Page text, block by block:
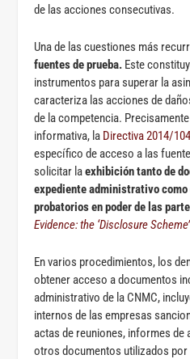
de las acciones consecutivas.
Una de las cuestiones más
fuentes de prueba. Este
instrumentos para superar la
caracteriza las acciones de
de la competencia.
informativa, la Directiva 2014/
específico de acceso a las
solicitar laexhibición tanto de
expediente administrativo
probatorios en poder de las
Evidence: the ‘Disclosure
En varios procedimientos, los
obtener acceso a documentos
administrativo de la CNMC,
internos de las empresas
actas de reuniones, informes
otros documentos utilizados